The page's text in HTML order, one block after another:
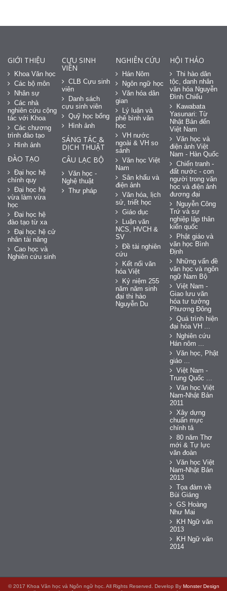
GIỚI THIỆU
Khoa Văn học
Các bộ môn
Nhân sự
Các nhà
nghiên cứu cộng
tác với Khoa
Các chương
trình đào tạo
Hình ảnh
ĐÀO TẠO
Đại học hệ
chính quy
Đại học hệ
vừa làm vừa
học
Đại học hệ
đào tạo từ xa
Đại học hệ cử
nhân tài năng
Cao học và
Nghiên cứu sinh
CỰU SINH
VIÊN
CLB Cựu sinh
viên
Danh sách
cựu sinh viên
Quỹ học bổng
Hình ảnh
SÁNG TÁC &
DỊCH THUẬT
CÂU LẠC BỘ
Văn học -
Nghệ thuật
Thư pháp
NGHIÊN CỨU
Hán Nôm
Ngôn ngữ học
Văn hóa dân
gian
Lý luận và
phê bình văn
học
VH nước
ngoài & VH so
sánh
Văn học Việt
Nam
Sân khấu và
điện ảnh
Văn hóa, lịch
sử, triết học
Giáo dục
Luận văn
NCS, HVCH &
SV
Đề tài nghiên
cứu
Kết nối văn
hóa Việt
Kỷ niệm 255
năm năm sinh
đại thi hào
Nguyễn Du
HỘI THẢO
Thi hào dân
tộc, danh nhân
văn hóa Nguyễn
Đình Chiểu
Kawabata
Yasunari: Từ
Nhật Bản đến
Việt Nam
Văn học và
điện ảnh Việt
Nam - Hàn Quốc
Chiến tranh -
đất nước - con
người trong văn
học và điện ảnh
đương đại
Nguyễn Công
Trứ và sự
nghiệp lập thân
kiến quốc
Phật giáo và
văn học Bình
Định
Những vấn đề
văn học và ngôn
ngữ Nam Bộ
Việt Nam -
Giao lưu văn
hóa tư tưởng
Phương Đông
Quá trình hiện
đại hóa VH ...
Nghiên cứu
Hán nôm ...
Văn học, Phật
giáo ...
Việt Nam -
Trung Quốc ...
Văn học Việt
Nam-Nhật Bản
2011
Xây dựng
chuẩn mực
chính tả
80 năm Thơ
mới & Tự lực
văn đoàn
Văn học Việt
Nam-Nhật Bản
2013
Tọa đàm về
Bùi Giáng
GS Hoàng
Như Mai
KH Ngữ văn
2013
KH Ngữ văn
2014
© 2017 Khoa Văn học và Ngôn ngữ học. All Rights Reserved. Develop By Monster Design